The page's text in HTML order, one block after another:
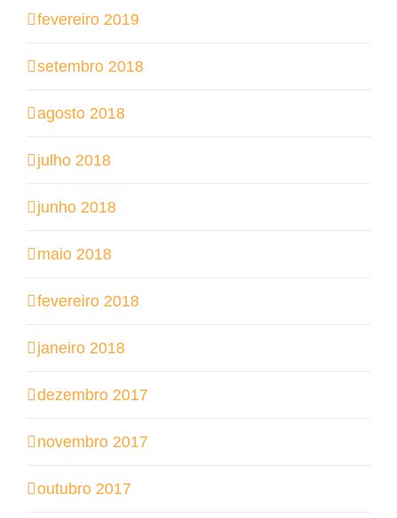
fevereiro 2019
setembro 2018
agosto 2018
julho 2018
junho 2018
maio 2018
fevereiro 2018
janeiro 2018
dezembro 2017
novembro 2017
outubro 2017